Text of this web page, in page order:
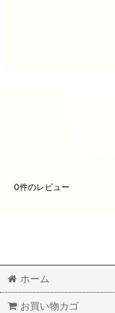
0件のレビュー
ホーム
お買い物カゴ